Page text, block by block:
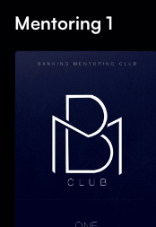
Mentoring 1